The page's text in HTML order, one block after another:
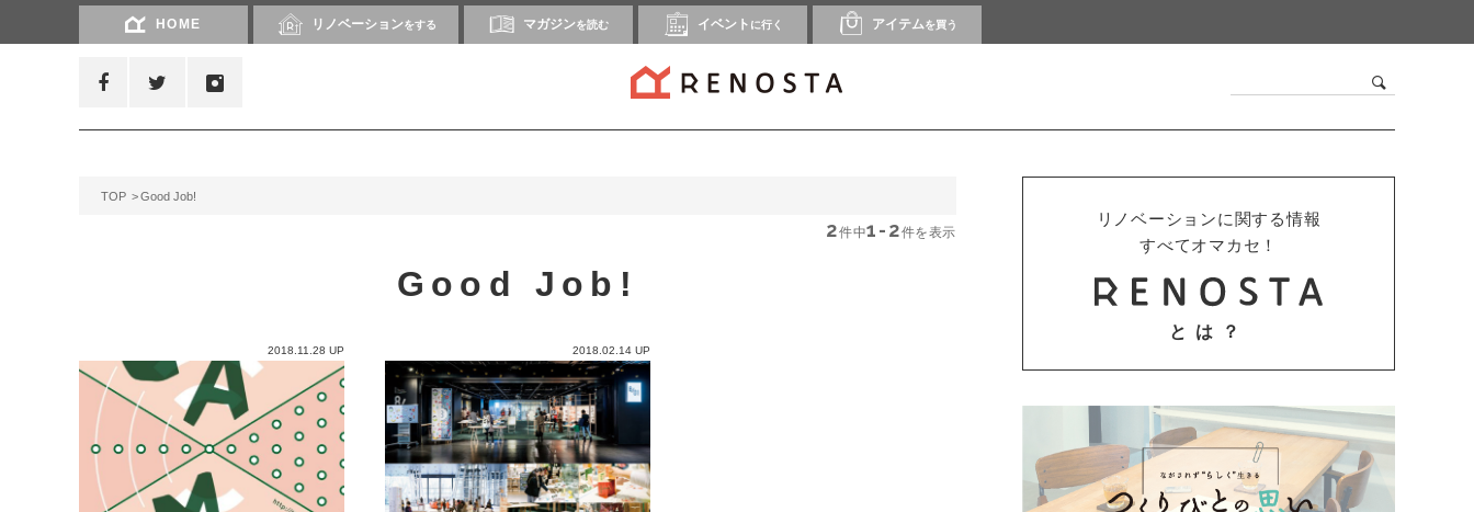
HOME リノベーションをする マガジンを読む イベント に行く アイテムを買う
TOP Good Job!
2件中1-2件を表示
Good Job!
2018.11.28 UP 2018.02.14 UP
リノベーションに関する情報
すべてオマカセ！
とは？